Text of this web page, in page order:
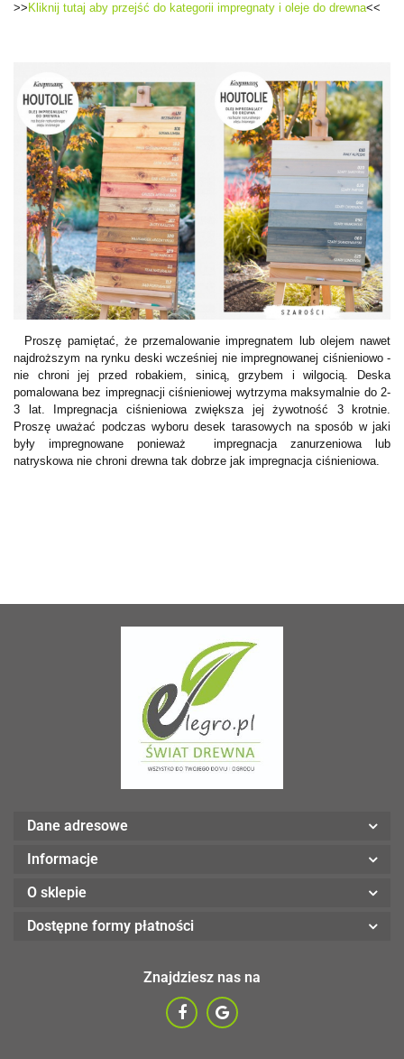
>> Kliknij tutaj aby przejść do kategorii impregnaty i oleje do drewna<<
Proszę pamiętać, że przemalowanie impregnatem lub olejem nawet
najdroższym na rynku deski wcześniej nie impregnowanej ciśnieniowo -
nie chroni jej przed robakiem, sinicą, grzybem i wilgocią. Deska
pomalowana bez impregnacji ciśnieniowej wytrzyma maksymalnie do 2-
3 lat. Impregnacja ciśnieniowa zwiększa jej żywotność 3 krotnie.
Proszę uważać podczas wyboru desek tarasowych na sposób w jaki
były impregnowane ponieważ impregnacja zanurzeniowa lub
natryskowa nie chroni drewna tak dobrze jak impregnacja ciśnieniowa.
Dane adresowe
Informacje
O sklepie
Dostępne formy płatności
Znajdziesz nas na